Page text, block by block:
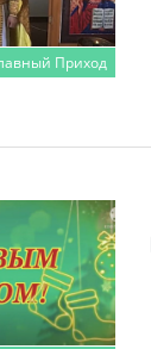
Приход